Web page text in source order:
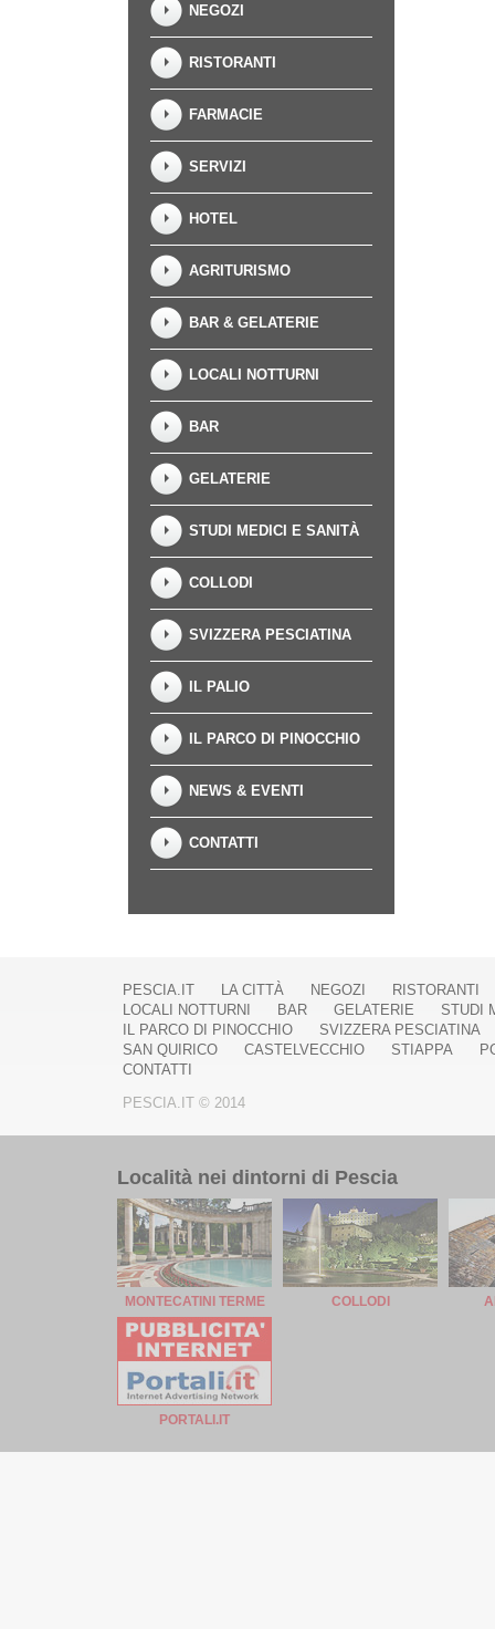
NEGOZI
RISTORANTI
FARMACIE
SERVIZI
HOTEL
AGRITURISMO
BAR & GELATERIE
LOCALI NOTTURNI
BAR
GELATERIE
STUDI MEDICI E SANITÀ
COLLODI
SVIZZERA PESCIATINA
IL PALIO
IL PARCO DI PINOCCHIO
NEWS & EVENTI
CONTATTI
PESCIA.IT LA CITTÀ NEGOZI
RISTORANTI
LOCALI NOTTURNI
BAR GELATERIE
STUDI
IL PARCO DI PINOCCHIO
SVIZZERA PESCIATINA
SAN QUIRICO
CASTELVECCHIO STIAPPA
CONTATTI
PESCIA.IT © 2014
Località nei dintorni di Pescia
MONTECATINI TERME COLLODI
PORTALI.IT